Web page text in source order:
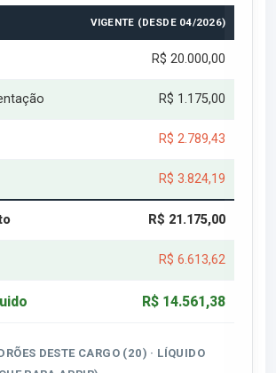
VIGENTE (DESDE 04/2026)
R$ 20.000,00
R$ 1.175,00
R$ 2.789,43
R$ 3.824,19
R$ 21.175,00
R$ 6.613,62
R$ 14.561,38
DESTE CARGO (20) · LÍQUIDO